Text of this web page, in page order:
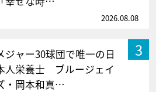
2026.08.08
3
ジャー30球団で唯一の日
人栄養士 ブルージェイ
・岡本和真…